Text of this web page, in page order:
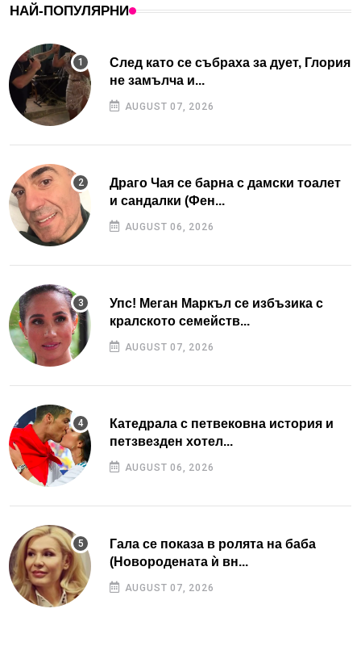
НАЙ-ПОПУЛЯРНИ
След като се събраха за дует, Глория
не замълча и...
AUGUST 07, 2026
Драго Чая се барна с дамски тоалет
и сандалки (Фен...
AUGUST 06, 2026
Упс! Меган Маркъл се избъзика с
кралското семейств...
AUGUST 07, 2026
Катедрала с петвековна история и
петзвезден хотел...
AUGUST 06, 2026
Гала се показа в ролята на баба
(Новородената ѝ вн...
AUGUST 07, 2026